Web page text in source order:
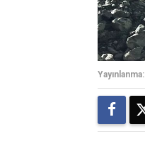
Yayınlanma: